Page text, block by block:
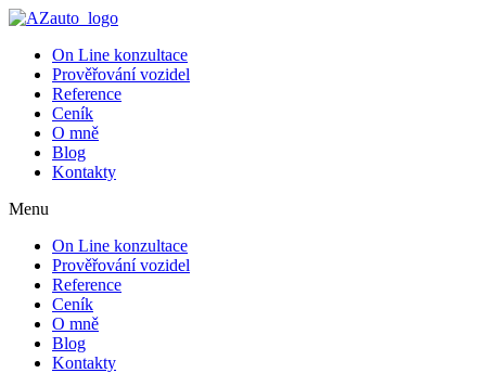
On Line konzultace
Prověřování vozidel
Reference
Ceník
O mně
Blog
Kontakty
Menu
On Line konzultace
Prověřování vozidel
Reference
Ceník
O mně
Blog
Kontakty